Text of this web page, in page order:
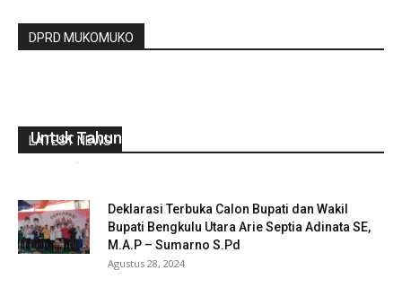
DPRD MUKOMUKO
LATEST NEWS
Untuk Tahun Anggaran 2021
-
Deklarasi Terbuka Calon Bupati dan Wakil
Bupati Bengkulu Utara Arie Septia Adinata SE,
M.A.P – Sumarno S.Pd
Agustus 28, 2024